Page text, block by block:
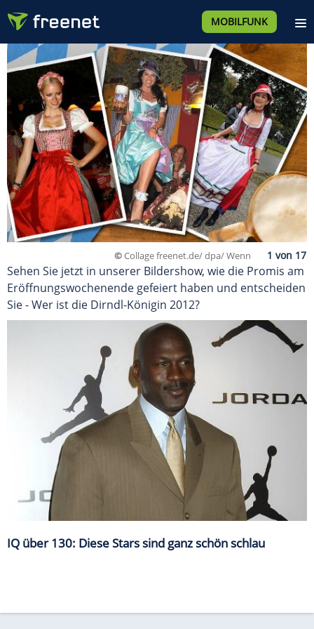
MOBILFUNK
©Collage freenet.de/ dpa/ Wenn
Sehen Sie jetzt in unserer Bildershow, wie die Promis am
Eröffnungswochenende gefeiert haben und entscheiden
Sie - Wer ist die Dirndl-Königin 2012?
IQ über 130: Diese Stars sind ganz schön schlau